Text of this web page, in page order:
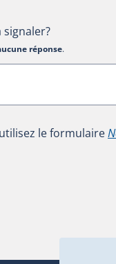
réponse.
le formulaire